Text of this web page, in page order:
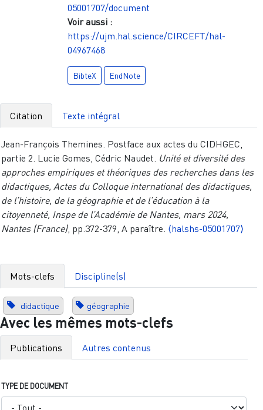
05001707/document
Voir aussi :
https://ujm.hal.science/CIRCEFT/hal-
04967468
BibteX EndNote
Citation Texte intégral
Jean-François Themines. Postface aux actes du CIDHGEC,
partie 2. Lucie Gomes, Cédric Naudet. Unité et diversité des
approches empiriques et théoriques des recherches dans les
didactiques, Actes du Colloque international des didactiques,
de l’histoire, de la géographie et de l’éducation à la
citoyenneté, Inspe de l’Académie de Nantes, mars 2024,
Nantes (France), pp.372-379, A paraître. ⟨halshs-05001707⟩
Mots-clefs Discipline(s)
didactique géographie
Avec les mêmes mots-clefs
Publications Autres contenus
TYPE DE DOCUMENT